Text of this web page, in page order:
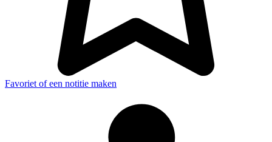
Favoriet of een notitie maken